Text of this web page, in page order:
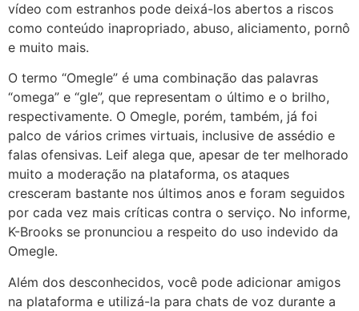
vídeo com estranhos pode deixá-los abertos a riscos
como conteúdo inapropriado, abuso, aliciamento, pornô
e muito mais.
O termo “Omegle” é uma combinação das palavras
“omega” e “gle”, que representam o último e o brilho,
respectivamente. O Omegle, porém, também, já foi
palco de vários crimes virtuais, inclusive de assédio e
falas ofensivas. Leif alega que, apesar de ter melhorado
muito a moderação na plataforma, os ataques
cresceram bastante nos últimos anos e foram seguidos
por cada vez mais críticas contra o serviço. No informe,
K-Brooks se pronunciou a respeito do uso indevido da
Omegle.
Além dos desconhecidos, você pode adicionar amigos
na plataforma e utilizá-la para chats de voz durante a